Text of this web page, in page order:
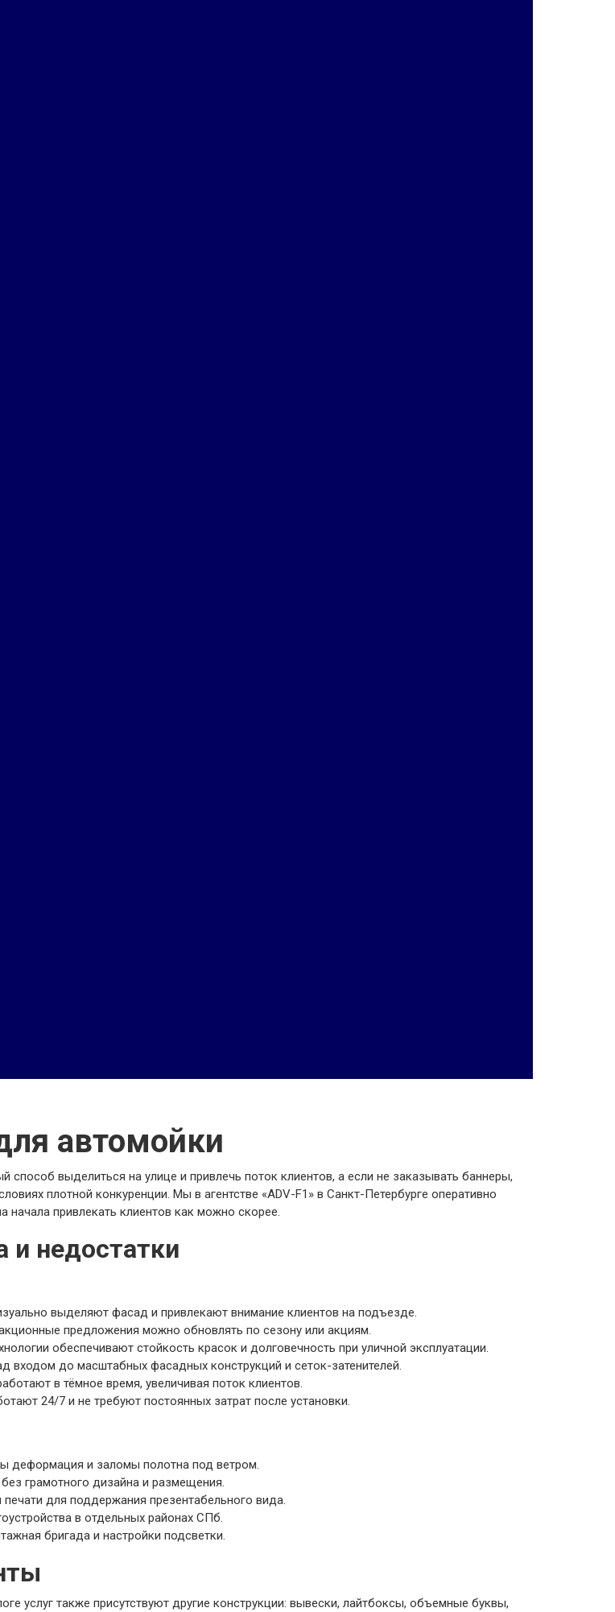
автомойки
способ выделиться на улице и привлечь поток клиентов, а если не заказывать баннеры,
плотной конкуренции. Мы в агентстве «ADV-F1» в Санкт-Петербурге оперативно
начала привлекать клиентов как можно скорее.
недостатки
выделяют фасад и привлекают внимание клиентов на подъезде.
предложения можно обновлять по сезону или акциям.
обеспечивают стойкость красок и долговечность при уличной эксплуатации.
входом до масштабных фасадных конструкций и сеток-затенителей.
в тёмное время, увеличивая поток клиентов.
24/7 и не требуют постоянных затрат после установки.
деформация и заломы полотна под ветром.
грамотного дизайна и размещения.
для поддержания презентабельного вида.
в отдельных районах СПб.
бригада и настройки подсветки.
услуг также присутствуют другие конструкции: вывески, лайтбоксы, объемные буквы,